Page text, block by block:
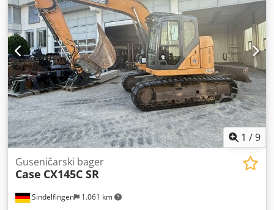
1 /9
Sindelfingen 1.061 km
Guseničarski bager
Case CX145C SR